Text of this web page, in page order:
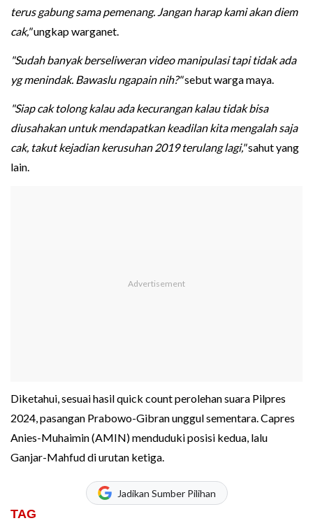
terus gabung sama pemenang. Jangan harap kami akan diem
cak,"ungkap warganet.
"Sudah banyak berseliweran video manipulasi tapi tidak ada
yg menindak. Bawaslu ngapain nih?"sebut warga maya.
"Siap cak tolong kalau ada kecurangan kalau tidak bisa
diusahakan untuk mendapatkan keadilan kita mengalah saja
cak, takut kejadian kerusuhan 2019 terulang lagi,"sahut yang
lain.
Diketahui, sesuai hasil quick count perolehan suara Pilpres
2024, pasangan Prabowo-Gibran unggul sementara. Capres
Anies-Muhaimin (AMIN) menduduki posisi kedua, lalu
Ganjar-Mahfud di urutan ketiga.
Jadikan Sumber Pilihan
TAG